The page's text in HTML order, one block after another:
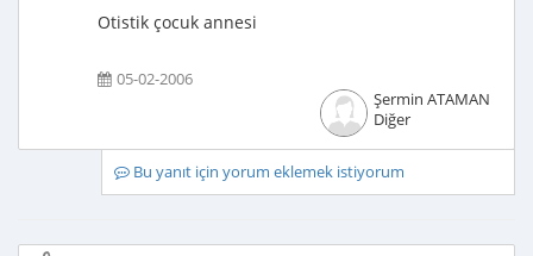
Otistik çocuk annesi
05-02-2006
Şermin ATAMAN
Diğer
Bu yanıt için yorum eklemek istiyorum